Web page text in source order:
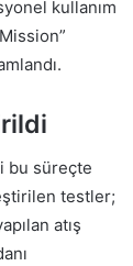
kullanım
bu süreçte
testler;
atış